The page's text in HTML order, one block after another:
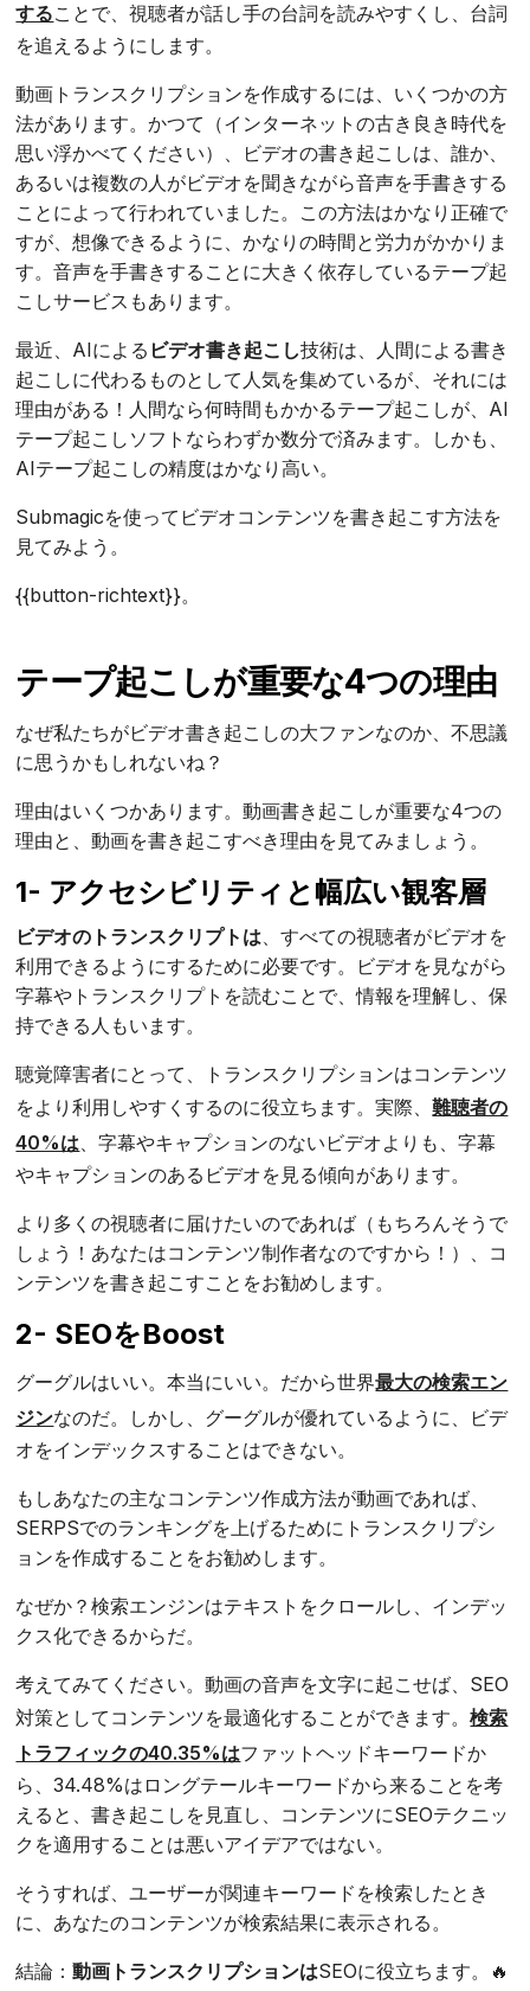
することで、視聴者が話し手の台詞を読みやすくし、台詞
を追えるようにします。
動画トランスクリプションを作成するには、いくつかの方
法があります。かつて（インターネットの古き良き時代を
思い浮かべてください）、ビデオの書き起こしは、誰か、
あるいは複数の人がビデオを聞きながら音声を手書きする
ことによって行われていました。この方法はかなり正確で
すが、想像できるように、かなりの時間と労力がかかりま
す。音声を手書きすることに大きく依存しているテープ起
こしサービスもあります。
最近、AIによる ビデオ書き起こし技術は、人間による書き
起こしに代わるものとして人気を集めているが、それには
理由がある！人間なら何時間もかかるテープ起こしが、AI
テープ起こしソフトならわずか数分で済みます。しかも、
AIテープ起こしの精度はかなり高い。
Submagicを使ってビデオコンテンツを書き起こす方法を
見てみよう。
{{button-richtext}}。
テープ起こしが重要な4つの理由
なぜ私たちがビデオ書き起こしの大ファンなのか、不思議
に思うかもしれないね？
理由はいくつかあります。動画書き起こしが重要な4つの
理由と、動画を書き起こすべき理由を見てみましょう。
1- アクセシビリティと幅広い観客層
ビデオのトランスクリプトは、すべての視聴者がビデオを
利用できるようにするために必要です。ビデオを見ながら
字幕やトランスクリプトを読むことで、情報を理解し、保
持できる人もいます。
聴覚障害者にとって、トランスクリプションはコンテンツ
をより利用しやすくするのに役立ちます。実際、難聴者の
40%は、字幕やキャプションのないビデオよりも、字幕
やキャプションのあるビデオを見る傾向があります。
より多くの視聴者に届けたいのであれば（もちろんそうで
しょう！あなたはコンテンツ制作者なのですから！）、コ
ンテンツを書き起こすことをお勧めします。
2- SEOをBoost
グーグルはいい。本当にいい。だから世界最大の検索エン
ジンなのだ。しかし、グーグルが優れているように、ビデ
オをインデックスすることはできない。
もしあなたの主なコンテンツ作成方法が動画であれば、
SERPSでのランキングを上げるためにトランスクリプシ
ョンを作成することをお勧めします。
なぜか？検索エンジンはテキストをクロールし、インデッ
クス化できるからだ。
考えてみてください。動画の音声を文字に起こせば、SEO
対策としてコンテンツを最適化することができます。検索
トラフィックの40.35%はファットヘッドキーワードか
ら、34.48%はロングテールキーワードから来ることを考
えると、書き起こしを見直し、コンテンツにSEOテクニッ
クを適用することは悪いアイデアではない。
そうすれば、ユーザーが関連キーワードを検索したとき
に、あなたのコンテンツが検索結果に表示される。
結論：動画トランスクリプションはSEOに役立ちます。🔥